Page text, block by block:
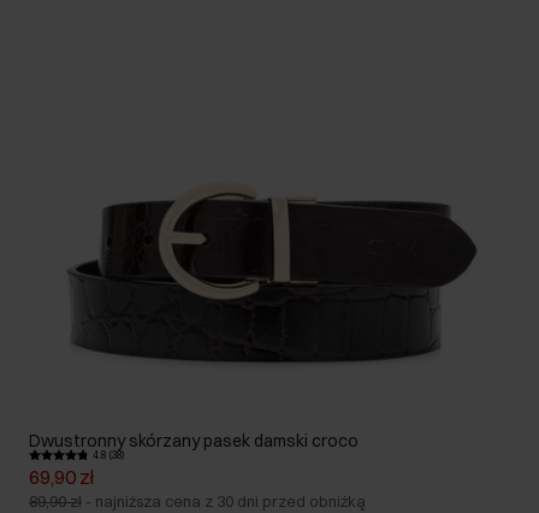
Dwustronny skórzany pasek damski croco
4.8 (38)
69,90 zł
89,90 zł - najniższa cena z 30 dni przed obniżką